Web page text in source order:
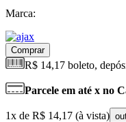
Marca:
Comprar
R$ 14,17 boleto,
Parcele em até x no
1x de R$ 14,17 (à vista)